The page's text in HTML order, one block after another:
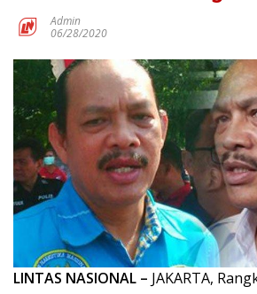
Admin
06/28/2020
LINTAS NASIONAL – JAKARTA,